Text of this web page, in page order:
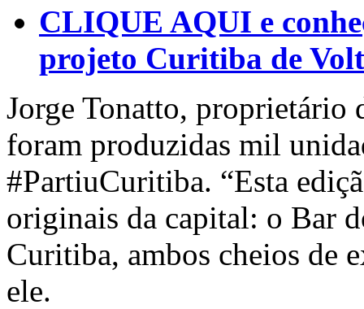
CLIQUE AQUI e
projeto Curitiba de
Jorge Tonatto, proprietário
foram produzidas mil
#PartiuCuritiba. “Esta
originais da capital: o Bar
Curitiba, ambos cheios de
ele.